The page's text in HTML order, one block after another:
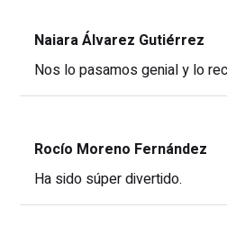
Naiara Álvarez Gutiérrez
Nos lo pasamos genial y lo
Rocío Moreno Fernández
Ha sido súper divertido.